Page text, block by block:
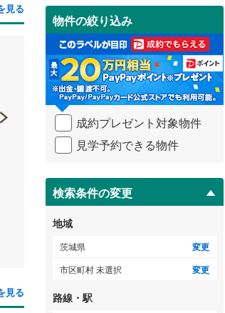
見る
成約でもらえる
線 「勝田」駅 徒歩44分 他
中古一戸建て
建物面積 156.09m
5LDK
ひたちなか海浜鉄道湊線 「金
見る
受
け
取
る
・
条
件
を
イ
ペ
ジ
に
保
存
す
る
物件の絞り込み
成約プレゼント対象物件
見学予約できる物件
検索条件の変更
地域
茨城県 変更
市区町村 未選択 変更
路線・駅
間取り変更可能
3階建て以上（0）